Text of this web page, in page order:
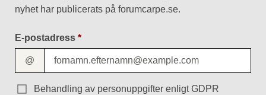
nyhet har publicerats på forumcarpe.se.
E-postadress
@
Behandling av personuppgifter enligt GDPR